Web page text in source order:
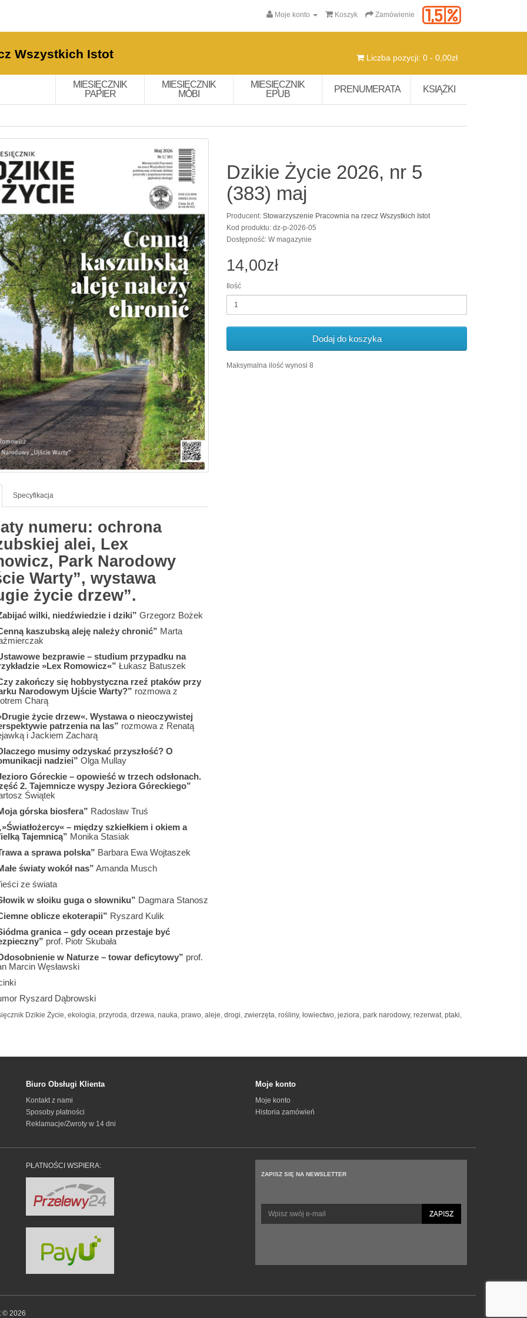
Moje konto Koszyk Zamówienie
Wszystkich Istot Liczba pozycji: 0 - 0,00zł
MIESIĘCZNIK
PAPIER
MIESIĘCZNIK
MOBI
MIESIĘCZNIK
EPUB
PRENUMERATA KSIĄŻKI
Specyfikacja
numeru: ochrona
alei, Lex
Park Narodowy
Warty”, wystawa
życie drzew”.
wilki, niedźwiedzie i dziki” Grzegorz Bożek
kaszubską aleję należy chronić” Marta
bezprawie – studium przypadku na
»Lex Romowicz«” Łukasz Batuszek
zakończy się hobbystyczna rzeź ptaków przy
Narodowym Ujście Warty?” rozmowa z
Charą
życie drzew«. Wystawa o nieoczywistej
patrzenia na las” rozmowa z Renatą
i Jackiem Zacharą
musimy odzyskać przyszłość? O
nadziei” Olga Mullay
Góreckie – opowieść w trzech odsłonach.
2. Tajemnicze wyspy Jeziora Góreckiego”
Świątek
górska biosfera” Radosław Truś
– między szkiełkiem i okiem a
Tajemnicą” Monika Stasiak
a sprawa polska” Barbara Ewa Wojtaszek
światy wokół nas” Amanda Musch
ze świata
w słoiku guga o słowniku” Dagmara Stanosz
oblicze ekoterapii” Ryszard Kulik
granica – gdy ocean przestaje być
prof. Piotr Skubała
w Naturze – towar deficytowy” prof.
Marcin Węsławski
Ryszard Dąbrowski
Dzikie Życie 2026, nr 5
(383) maj
Producent:Stowarzyszenie Pracownia na rzecz Wszystkich Istot
Kod produktu: dz-p-2026-05
Dostępność: W magazynie
14,00zł
Ilość
Dodaj do koszyka
Maksymalna ilość wynosi 8
Dzikie Życie, ekologia, przyroda, drzewa, nauka, prawo, aleje, drogi, zwierzęta, rośliny, łowiectwo, jeziora, park narodowy, rezerwat, ptaki,
Biuro Obsługi Klienta
Kontakt z nami
Sposoby płatności
Reklamacje/Zwroty w 14 dni
Moje konto
Moje konto
Historia zamówień
PŁATNOŚCI WSPIERA:
ZAPISZ SIĘ NA NEWSLETTER
ZAPISZ
© 2026